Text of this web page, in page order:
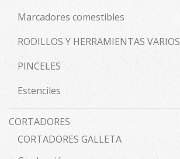
Marcadores comestibles
RODILLOS Y HERRAMIENTAS VARIOS
PINCELES
Estenciles
CORTADORES
CORTADORES GALLETA